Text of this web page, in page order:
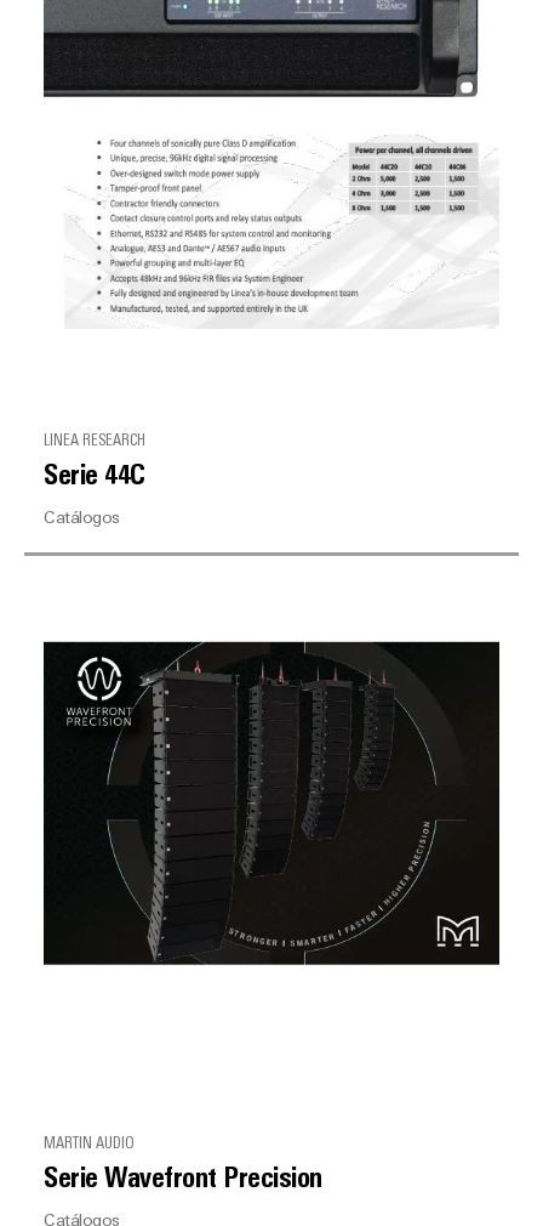
LINEA RESEARCH
Serie 44C
Catálogos
MARTIN AUDIO
Serie Wavefront Precision
Catálogos